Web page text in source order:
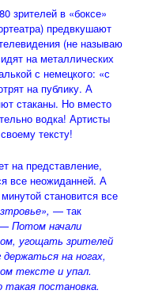
зрителей в «боксе»
предвкушают
(не называю
на металлических
с немецкого: «с
на публику. А
стаканы. Но вместо
водка! Артисты
тексту!
на представление,
все неожиданней. А
становится все
— так
—Потом начали
угощать зрителей
на ногах,
тексте и упал.
такая постановка.